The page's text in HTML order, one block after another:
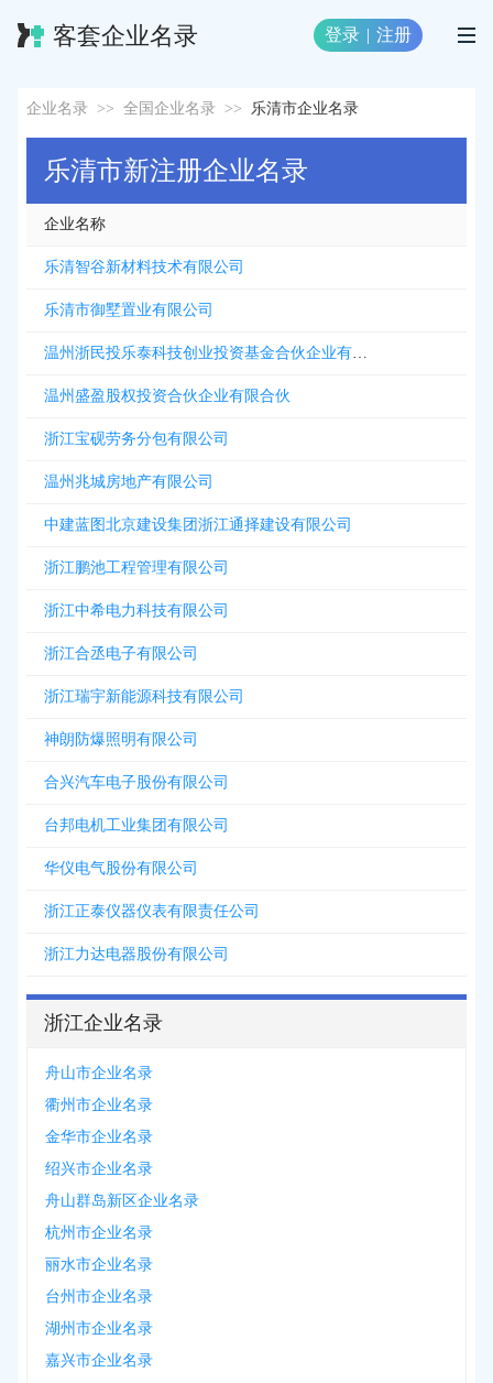
客套企业名录 登录 | 注册
企业名录 >> 全国企业名录 >> 乐清市企业名录
乐清市新注册企业名录
企业名称
乐清智谷新材料技术有限公司
乐清市御墅置业有限公司
温州浙民投乐泰科技创业投资基金合伙企业有限合伙
温州盛盈股权投资合伙企业有限合伙
浙江宝砚劳务分包有限公司
温州兆城房地产有限公司
中建蓝图北京建设集团浙江通择建设有限公司
浙江鹏池工程管理有限公司
浙江中希电力科技有限公司
浙江合丞电子有限公司
浙江瑞宇新能源科技有限公司
神朗防爆照明有限公司
合兴汽车电子股份有限公司
台邦电机工业集团有限公司
华仪电气股份有限公司
浙江正泰仪器仪表有限责任公司
浙江力达电器股份有限公司
浙江企业名录
舟山市企业名录
衢州市企业名录
金华市企业名录
绍兴市企业名录
舟山群岛新区企业名录
杭州市企业名录
丽水市企业名录
台州市企业名录
湖州市企业名录
嘉兴市企业名录